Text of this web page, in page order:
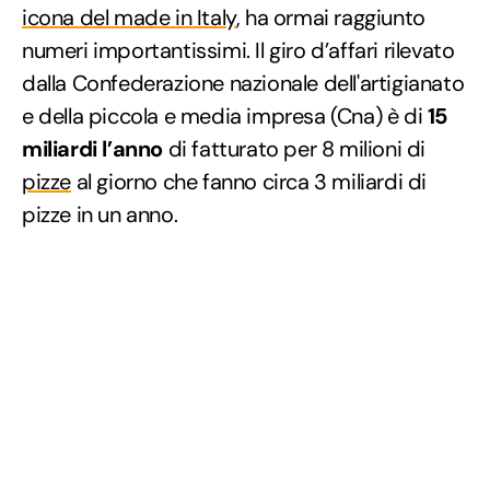
icona del made in Italy, ha ormai raggiunto
numeri importantissimi. Il giro d’affari rilevato
dalla Confederazione nazionale dell'artigianato
e della piccola e media impresa (Cna) è di15
miliardi l’anno di fatturato per 8 milioni di
pizze al giorno che fanno circa 3 miliardi di
pizze in un anno.